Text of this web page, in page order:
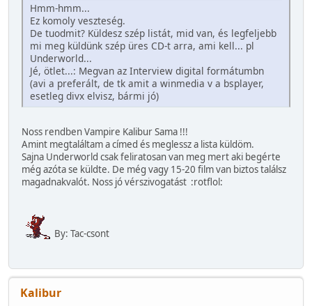
Hmm-hmm...
Ez komoly veszteség.
De tuodmit? Küldesz szép listát, mid van, és legfeljebb
mi meg küldünk szép üres CD-t arra, ami kell... pl
Underworld...
Jé, ötlet...: Megvan az Interview digital formátumbn
(avi a preferált, de tk amit a winmedia v a bsplayer,
esetleg divx elvisz, bármi jó)
Noss rendben Vampire Kalibur Sama !!!
Amint megtaláltam a címed és meglessz a lista küldöm.
Sajna Underworld csak feliratosan van meg mert aki begérte
még azóta se küldte. De még vagy 15-20 film van biztos találsz
magadnakvalót. Noss jó vérszivogatást :rotflol:
By: Tac-csont
Kalibur